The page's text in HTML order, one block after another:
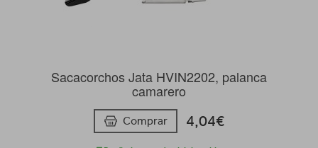
Sacacorchos Jata HVIN2202, palanca
camarero
Comprar 4,04€